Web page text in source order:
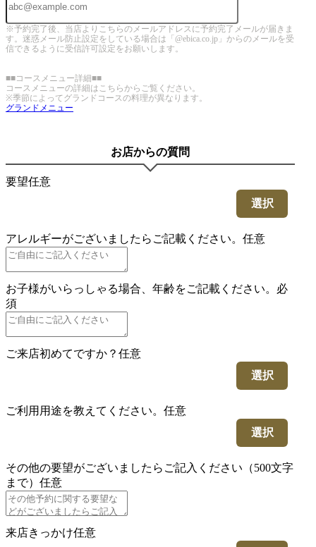
※予約完了後、当店よりこちらのメールアドレスに予約完了メールが届きま
す。迷惑メール防止設定をしている場合は「@ebica.co.jp」からのメールを受
信できるように受信許可設定をお願いします。
■■コースメニュー詳細■■
コースメニューの詳細はこちらからご覧ください。
※季節によってグランドコースの料理が異なります。
グランドメニュー
お店からの質問
要望任意
選択
アレルギーがございましたらご記載ください。 任意
お子様がいらっしゃる場合、年齢をご記載ください。 必
須
ご来店初めてですか？ 任意
選択
ご利用用途を教えてください。 任意
選択
その他の要望がございましたらご記入ください（500文字
まで） 任意
来店きっかけ任意